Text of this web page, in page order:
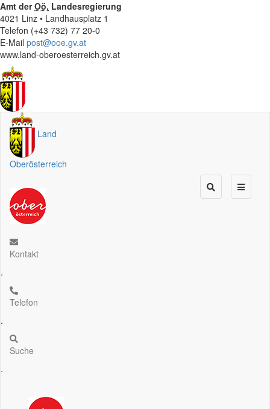
Amt derOö. Landesregierung
4021 Linz • Landhausplatz 1
Telefon (+43 732) 77 20-0
E-Mail post@ooe.gv.at
www.land-oberoesterreich.gv.at
Land
Oberösterreich
Kontakt
.
Telefon
.
Suche
.